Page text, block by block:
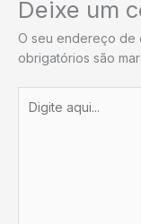
Deixe um
O seu endereço de
obrigatórios são
aqui...